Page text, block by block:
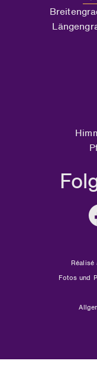
Fotos und